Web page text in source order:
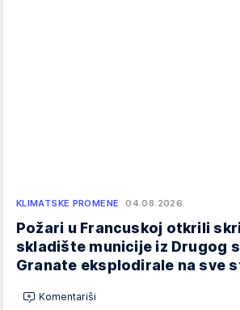
KLIMATSKE PROMENE 04.08.2026.
Požari u Francuskoj otkrili
skladište municije iz Drugog
Granate eksplodirale na sve
Komentariši